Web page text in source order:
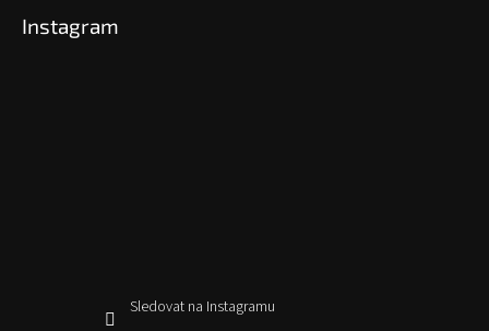
Instagram
Sledovat na Instagramu